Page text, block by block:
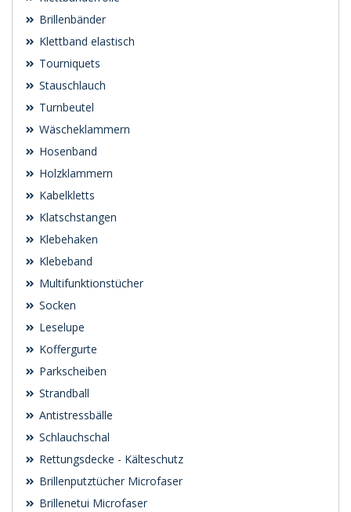
Brillenbänder
Klettband elastisch
Tourniquets
Stauschlauch
Turnbeutel
Wäscheklammern
Hosenband
Holzklammern
Kabelkletts
Klatschstangen
Klebehaken
Klebeband
Multifunktionstücher
Socken
Leselupe
Koffergurte
Parkscheiben
Strandball
Antistressbälle
Schlauchschal
Rettungsdecke - Kälteschutz
Brillenputztücher Microfaser
Brillenetui Microfaser